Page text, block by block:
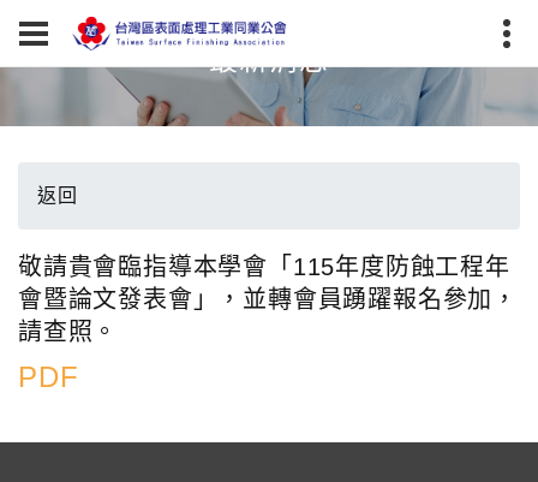
最新消息
返回
敬請貴會臨指導本學會「115年度防蝕工程年
會暨論文發表會」，並轉會員踴躍報名參加，
請查照。
PDF